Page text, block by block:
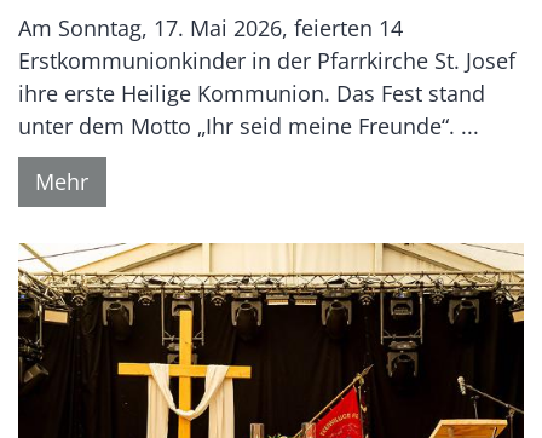
Am Sonntag, 17. Mai 2026, feierten 14
Erstkommunionkinder in der Pfarrkirche St. Josef
ihre erste Heilige Kommunion. Das Fest stand
unter dem Motto „Ihr seid meine Freunde“. ...
Mehr